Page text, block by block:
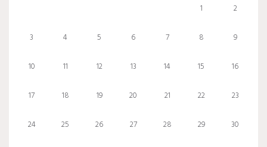
1 2
3 4 5 6 7 8 9
10 11 12 13 14 15 16
17 18 19 20 21 22 23
24 25 26 27 28 29 30